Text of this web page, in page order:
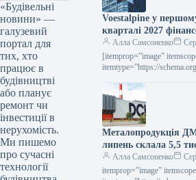
«Будівельні
новини» —
галузевий
портал для
тих, хто
працює в
будівництві
або планує
ремонт чи
інвестиції в
нерухомість.
Ми пишемо
про сучасні
технології
Voestalpine у
кварталі 2027
року підвищила
2,4% порівняно з
роком.
Алла Самсоненко
[itemprop=”image”
itemtype=”https://
Новини Глобальний ринок
Роздрукувати 80 06
Voestalpine у І кварталі 2027
фінроку…
Металопродукція
липень склала 5,5
Алла Самсоненко
itemprop=”image” itemscope